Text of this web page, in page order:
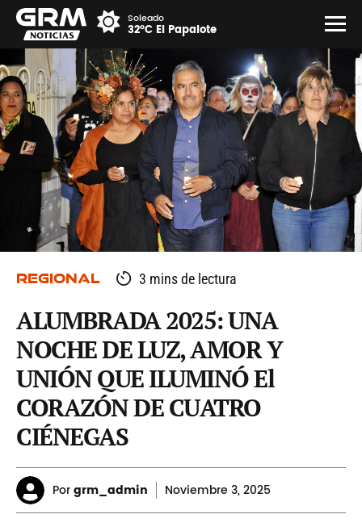
Soleado
32°C El Papalote
REGIONAL 3 mins de lectura
ALUMBRADA 2025: UNA
NOCHE DE LUZ, AMOR Y
UNIÓN QUE ILUMINÓ El
CORAZÓN DE CUATRO
CIÉNEGAS
Porgrm_admin Noviembre 3, 2025